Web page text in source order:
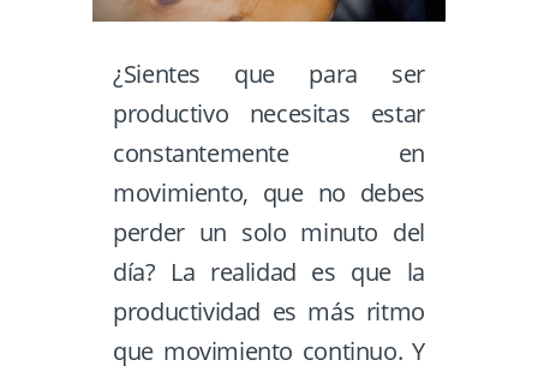
¿Sientes que para ser
productivo necesitas estar
constantemente en
movimiento, que no debes
perder un solo minuto del
día? La realidad es que la
productividad es más ritmo
que movimiento continuo. Y